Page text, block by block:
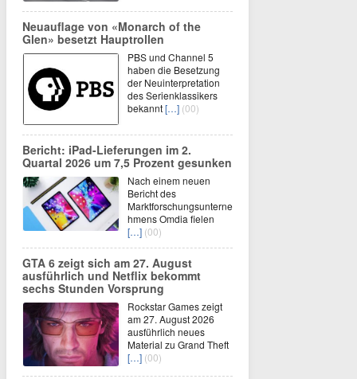
Neuauflage von «Monarch of the
Glen» besetzt Hauptrollen
PBS und Channel 5
haben die Besetzung
der Neuinterpretation
des Serienklassikers
bekannt[…] (00)
Bericht: iPad-Lieferungen im 2.
Quartal 2026 um 7,5 Prozent gesunken
Nach einem neuen
Bericht des
Marktforschungsunterne
hmens Omdia fielen
[…] (00)
GTA 6 zeigt sich am 27. August
ausführlich und Netflix bekommt
sechs Stunden Vorsprung
Rockstar Games zeigt
am 27. August 2026
ausführlich neues
Material zu Grand Theft
[…] (00)